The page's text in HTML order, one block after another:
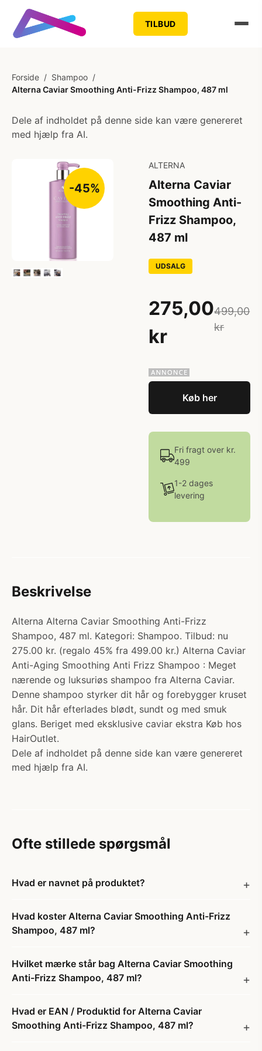
TILBUD
Forside / Shampoo /
Alterna Caviar Smoothing Anti-Frizz Shampoo, 487 ml
Dele af indholdet på denne side kan være genereret
med hjælp fra AI.
-45%
ALTERNA
Alterna Caviar
Smoothing Anti-
Frizz Shampoo,
487 ml
UDSALG
275,00
kr
499,00
kr
Køb her
Fri fragt over kr.
499
1-2 dages
levering
Beskrivelse
Alterna Alterna Caviar Smoothing Anti-Frizz
Shampoo, 487 ml. Kategori: Shampoo. Tilbud: nu
275.00 kr. (regalo 45% fra 499.00 kr.) Alterna Caviar
Anti-Aging Smoothing Anti Frizz Shampoo : Meget
nærende og luksuriøs shampoo fra Alterna Caviar.
Denne shampoo styrker dit hår og forebygger kruset
hår. Dit hår efterlades blødt, sundt og med smuk
glans. Beriget med eksklusive caviar ekstra Køb hos
HairOutlet.
Dele af indholdet på denne side kan være genereret
med hjælp fra AI.
Ofte stillede spørgsmål
Hvad er navnet på produktet?
Hvad koster Alterna Caviar Smoothing Anti-Frizz
Shampoo, 487 ml?
Hvilket mærke står bag Alterna Caviar Smoothing
Anti-Frizz Shampoo, 487 ml?
Hvad er EAN / Produktid for Alterna Caviar
Smoothing Anti-Frizz Shampoo, 487 ml?